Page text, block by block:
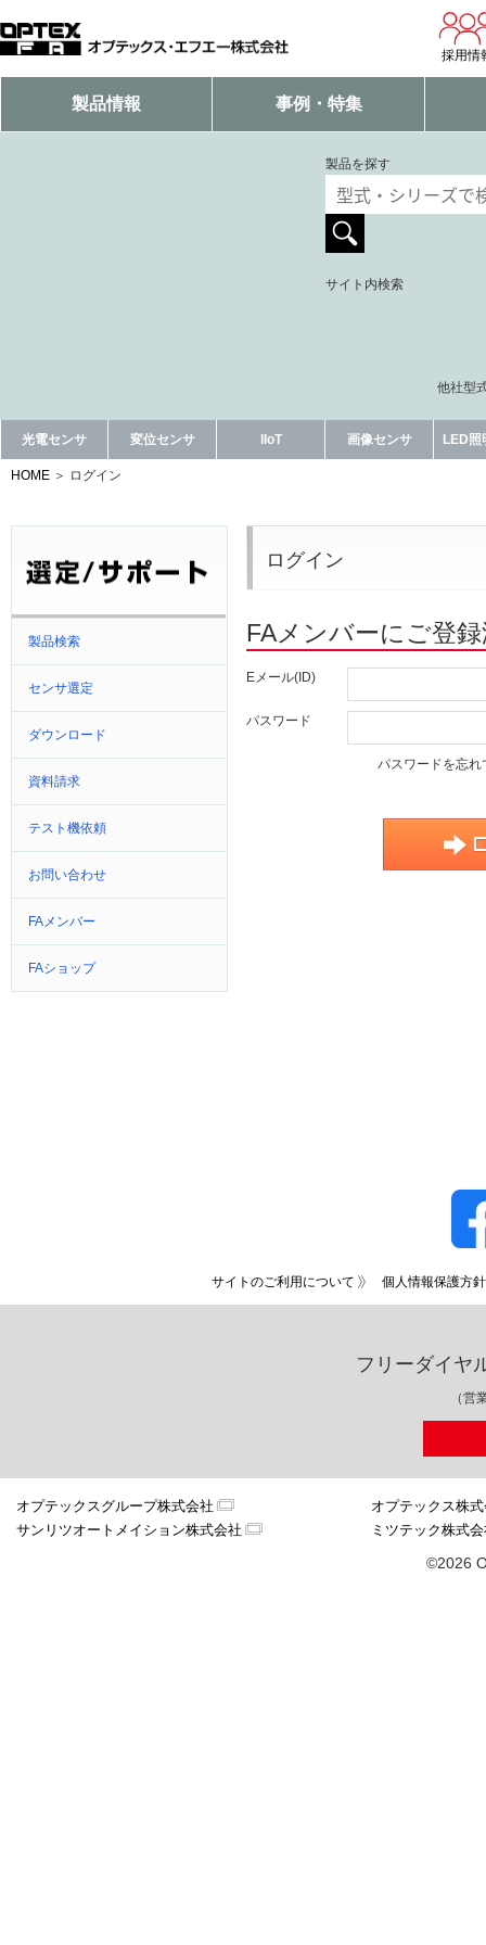
採用情
製品情報 事例・特集
製品を探す
サイト内検索
他社型
光電センサ 変位センサ IIoT 画像センサ LED照
HOME ログイン
製品検索
センサ選定
ダウンロード
資料請求
テスト機依頼
お問い合わせ
FAメンバー
FAショップ
ログイン
FAメンバーにご登
Eメール(ID)
パスワード
パスワードを忘れ
サイトのご利用について 個人情報保護方針
フリーダイヤ
（営
オプテックスグループ株式会社
オプテックス株
サンリツオートメイション株式会社
ミツテック株式
©2026